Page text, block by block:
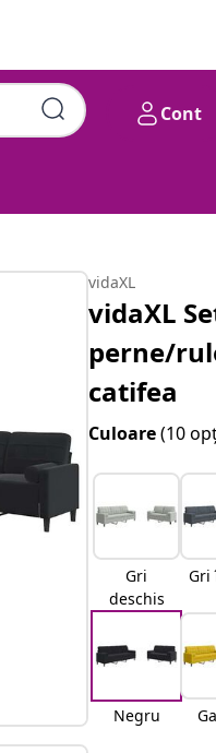
Cont
vidaXL
vidaXL
perne/
catifea
Culoare(10
Gri
deschis
Gri
Negru